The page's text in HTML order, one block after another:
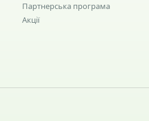
Партнерська програма
Акції